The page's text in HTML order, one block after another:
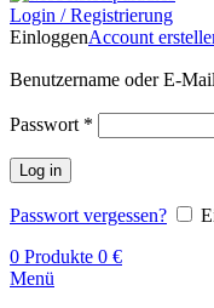
Login / Registrierung
EinloggenAccount
Benutzername oder E-
Passwort *
Log in
Passwort vergessen?
0 Produkte 0 €
Menü